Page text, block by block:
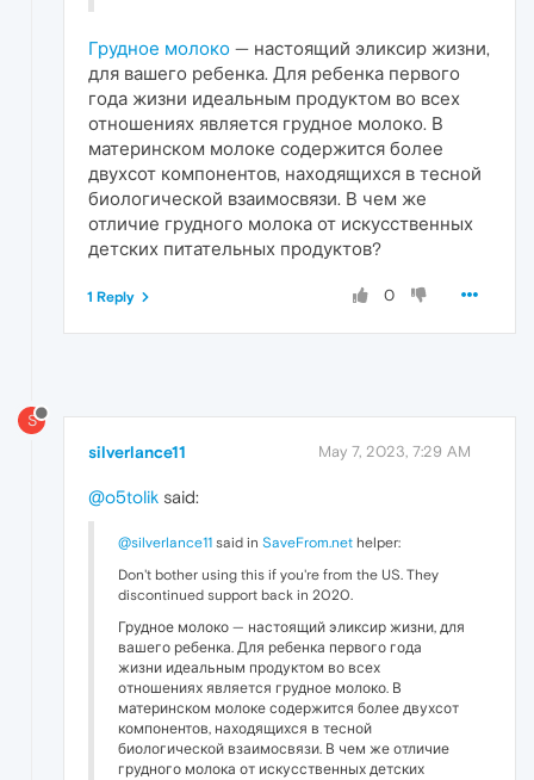
Грудное молоко — настоящий эликсир жизни,
для вашего ребенка. Для ребенка первого
года жизни идеальным продуктом во всех
отношениях является грудное молоко. В
материнском молоке содержится более
двухсот компонентов, находящихся в тесной
биологической взаимосвязи. В чем же
отличие грудного молока от искусственных
детских питательных продуктов?
0
1 Reply
S
silverlance11 May 7, 2023, 7:29 AM
@o5tolik said:
@silverlance11 said in SaveFrom.net helper:
Don't bother using this if you're from the US. They
discontinued support back in 2020.
Грудное молоко — настоящий эликсир жизни, для
вашего ребенка. Для ребенка первого года
жизни идеальным продуктом во всех
отношениях является грудное молоко. В
материнском молоке содержится более двухсот
компонентов, находящихся в тесной
биологической взаимосвязи. В чем же отличие
грудного молока от искусственных детских